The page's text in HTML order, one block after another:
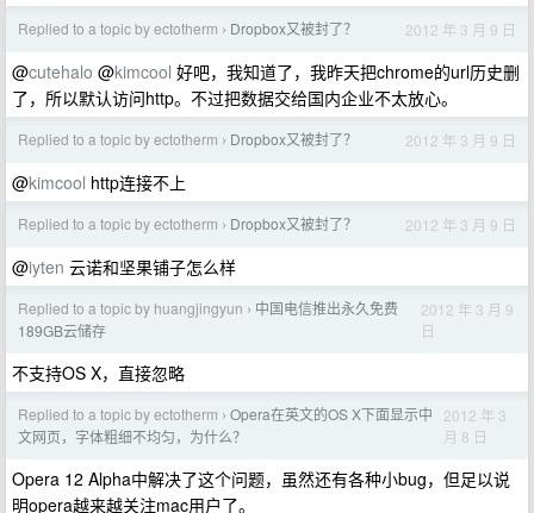
Replied to a topic by ectotherm › Dropbox又被封了？ 2012 年 3 月 9 日
@cutehalo @kimcool 好吧，我知道了，我昨天把chrome的url历史删
了，所以默认访问http。不过把数据交给国内企业不太放心。
Replied to a topic by ectotherm › Dropbox又被封了？ 2012 年 3 月 9 日
@kimcool http连接不上
Replied to a topic by ectotherm › Dropbox又被封了？ 2012 年 3 月 9 日
@iyten 云诺和坚果铺子怎么样
Replied to a topic by huangjingyun › 中国电信推出永久免费
189GB云储存
2012 年 3 月 9
日
不支持OS X，直接忽略
Replied to a topic by ectotherm › Opera在英文的OS X下面显示中
文网页，字体粗细不均匀，为什么？
2012 年 3
月 8 日
Opera 12 Alpha中解决了这个问题，虽然还有各种小bug，但足以说
明opera越来越关注mac用户了。